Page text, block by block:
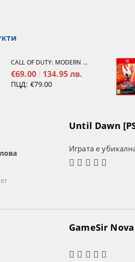
CALL OF DUTY: MODERN WARFARE 4[PS5]
€69.00 134.95 лв.
ПЦД: €79.00
Until Dawn
Играта е
GameSir